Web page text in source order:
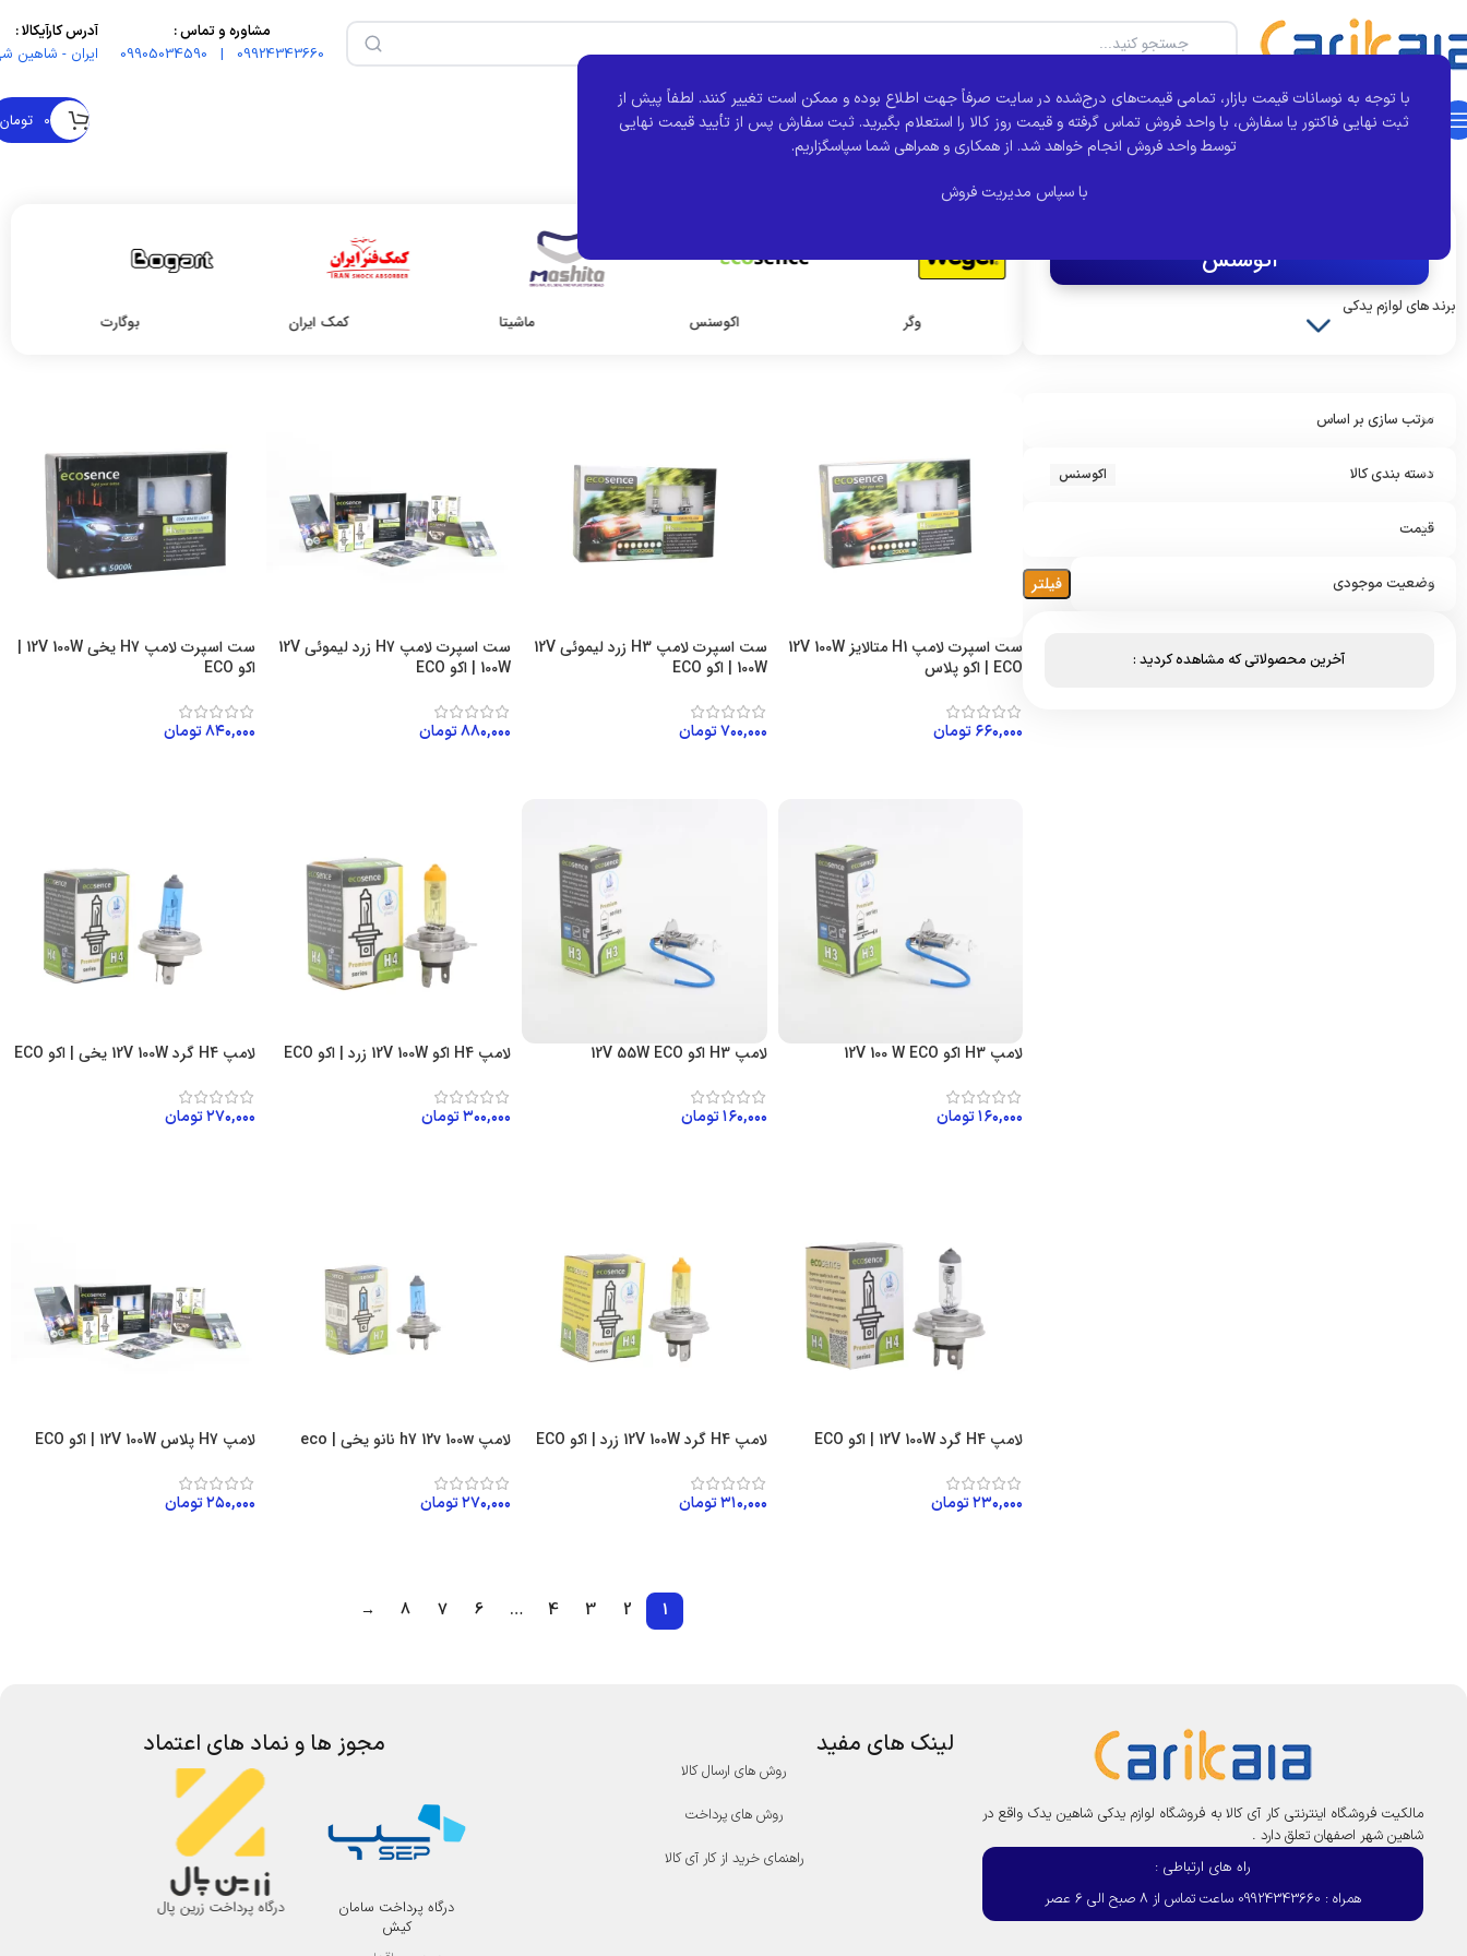
با توجه به نوسانات قیمت بازار، تمامی قیمت‌های درج‌شده در سایت صرفاً جهت اطلاع بوده و ممکن است تغییر کنند. لطفاً پیش از
ثبت نهایی فاکتور یا سفارش، با واحد فروش تماس گرفته و قیمت روز کالا را استعلام بگیرید. ثبت سفارش پس از تأیید قیمت نهایی
توسط واحد فروش انجام خواهد شد. از همکاری و همراهی شما سپاسگزاریم.
با سپاس مدیریت فروش
مشاوره و تماس :
09924343660 | 09905034590
آدرس کارآیکالا :
ایران - شاهین
دسته بندی محصولات خانهبجورتماس با مادرباره کارآی کالا مقالات ۰ تومان
وگر اکوسنس ماشیتا کمک ایران بوگارت
اکوسنس
برند های لوازم یدکی
مرتب سازی بر اساس
دسته بندی کالا اکوسنس
قیمت
وضعیت موجودی فیلتر
آخرین محصولاتی که مشاهده کردید :
ست اسپرت لامپ H1 متالایز 12V 100W
ECO | اکو پلاس
۶۶۰,۰۰۰ تومان
ست اسپرت لامپ H3 زرد لیموئی 12V
100W | اکو ECO
۷۰۰,۰۰۰تومان
ست اسپرت لامپ H7 زرد لیموئی 12V
100W | اکو ECO
۸۸۰,۰۰۰تومان
ست اسپرت لامپ H7 یخی 12V 100W |
اکو ECO
۸۴۰,۰۰۰تومان
لامپ H3 اکو 12V 100 W ECO
۱۶۰,۰۰۰تومان
لامپ H3 اکو 12V 55W ECO
۱۶۰,۰۰۰تومان
لامپ H4 اکو 12V 100W زرد | اکو ECO
۳۰۰,۰۰۰تومان
لامپ H4 گرد 12V 100W یخی | اکو ECO
۲۷۰,۰۰۰تومان
لامپ H4 گرد 12V 100W | اکو ECO
۲۳۰,۰۰۰تومان
لامپ H4 گرد 12V 100W زرد | اکو ECO
۳۱۰,۰۰۰تومان
لامپ h7 12v 100w نانو یخی | eco
۲۷۰,۰۰۰تومان
لامپ H7 پلاس 12V 100W | اکو ECO
۲۵۰,۰۰۰تومان
1
2
3
4
…
6
7
8
→
مالکیت فروشگاه اینترنتی کار آی کالا به فروشگاه لوازم یدکی شاهین یدک واقع در
شاهین شهر اصفهان تعلق دارد .
راه های ارتباطی :
همراه : 09924343660 ساعت تماس از 8 صبح الی 6 عصر
لینک های مفید
روش های ارسال کالا
روش های پرداخت
راهنمای خرید از کار آی کالا
مجوز ها و نماد های اعتماد
درگاه پرداخت سامان
کیش
درگاه پرداخت زرین پال